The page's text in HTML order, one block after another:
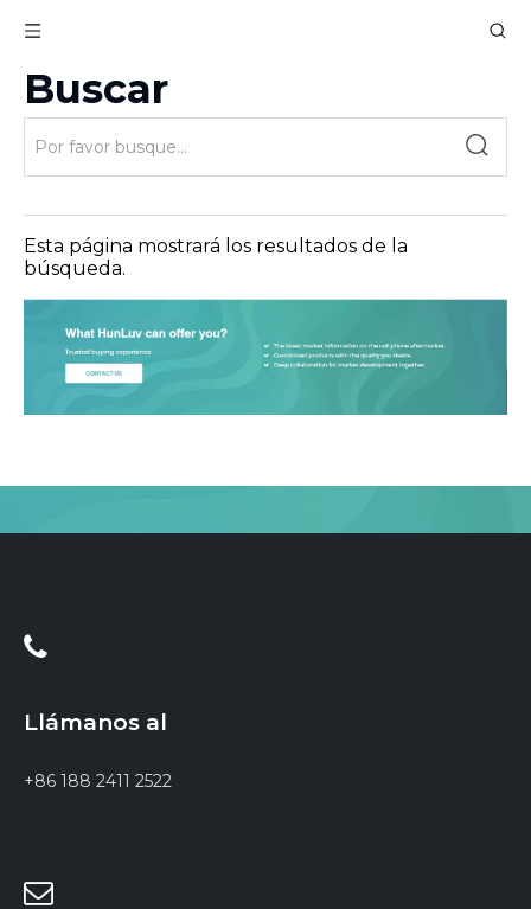
Buscar
Esta página mostrará los resultados de la
búsqueda.
Llámanos al
+86 188 2411 2522